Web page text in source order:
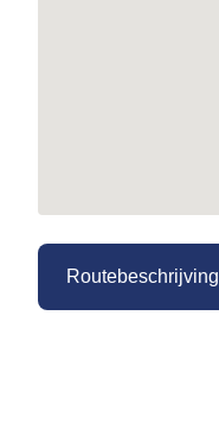
Routebeschrijving